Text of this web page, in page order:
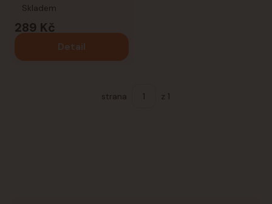
289 Kč
Skladem
Detail
strana z 1